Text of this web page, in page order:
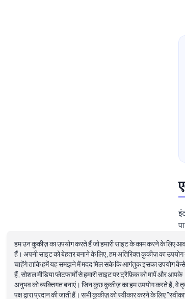
हम उन कुकीज़ का उपयोग करते हैं जो हमारी साइट के काम करने के लिए
हैं। अपनी साइट को बेहतर बनाने के लिए, हम अतिरिक्त कुकीज़ का उपयोग
चाहेंगे ताकि हमें यह समझने में मदद मिल सके कि आगंतुक इसका उपयोग
हैं, सोशल मीडिया प्लेटफार्मों से हमारी साइट पर ट्रैफ़िक को मापें और आपके
अनुभव को व्यक्तिगत बनाएं। जिन कुछ कुकीज़ का हम उपयोग करते हैं, वे
पक्ष द्वारा प्रदान की जाती हैं। सभी कुकीज़ को स्वीकार करने के लिए